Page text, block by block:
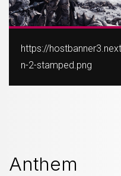
https://
n-2-stamped.png
Anthem